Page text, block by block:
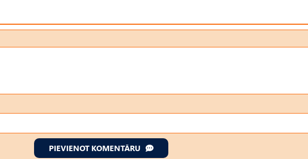
PIEVIENOT KOMENTĀRU